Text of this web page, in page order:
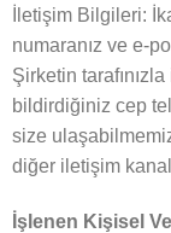
İletişim Bilgileri:
numaranız ve e-
Şirketin
bildirdiğiniz cep
size
diğer iletişim
İşlenen Kişisel